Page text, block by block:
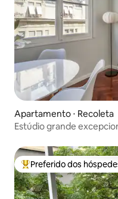
Apartamento ⋅ Recoleta
Estúdio grande
Entre os melhores
Preferido dos